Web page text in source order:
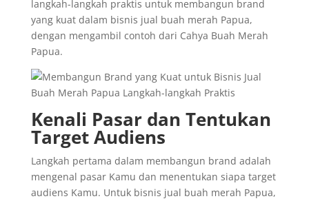
langkah-langkah praktis untuk membangun brand
yang kuat dalam bisnis jual buah merah Papua,
dengan mengambil contoh dari Cahya Buah Merah
Papua.
Kenali Pasar dan Tentukan
Target Audiens
Langkah pertama dalam membangun brand adalah
mengenal pasar Kamu dan menentukan siapa target
audiens Kamu. Untuk bisnis jual buah merah Papua,